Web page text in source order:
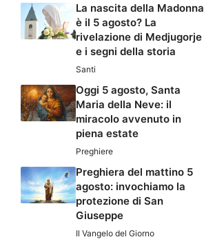
La nascita della Madonna
è il 5 agosto? La
rivelazione di Medjugorje
e i segni della storia
Santi
Oggi 5 agosto, Santa
Maria della Neve: il
miracolo avvenuto in
piena estate
Preghiere
Preghiera del mattino 5
agosto: invochiamo la
protezione di San
Giuseppe
Il Vangelo del Giorno